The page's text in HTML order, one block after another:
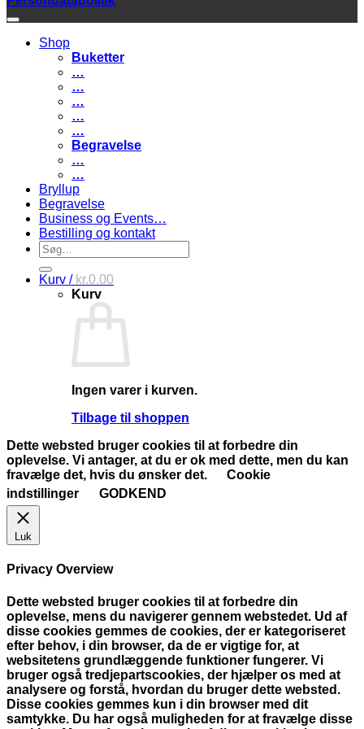
Shop
Buketter
…
…
…
…
…
Begravelse
…
…
Bryllup
Begravelse
Business og Events…
Bestilling og kontakt
Søg
efter:
Kurv / kr.0.00
Kurv
Ingen varer i kurven.
Tilbage til shoppen
Dette websted bruger cookies til at forbedre din
oplevelse. Vi antager, at du er ok med dette, men du kan
fravælge det, hvis du ønsker det.
Cookie
indstillinger
GODKEND
Luk
Privacy Overview
Dette websted bruger cookies til at forbedre din
oplevelse, mens du navigerer gennem webstedet. Ud af
disse cookies gemmes de cookies, der er kategoriseret
efter behov, i din browser, da de er vigtige for, at
websitetens grundlæggende funktioner fungerer. Vi
bruger også tredjepartscookies, der hjælper os med at
analysere og forstå, hvordan du bruger dette websted.
Disse cookies gemmes kun i din browser med dit
samtykke. Du har også muligheden for at fravælge disse